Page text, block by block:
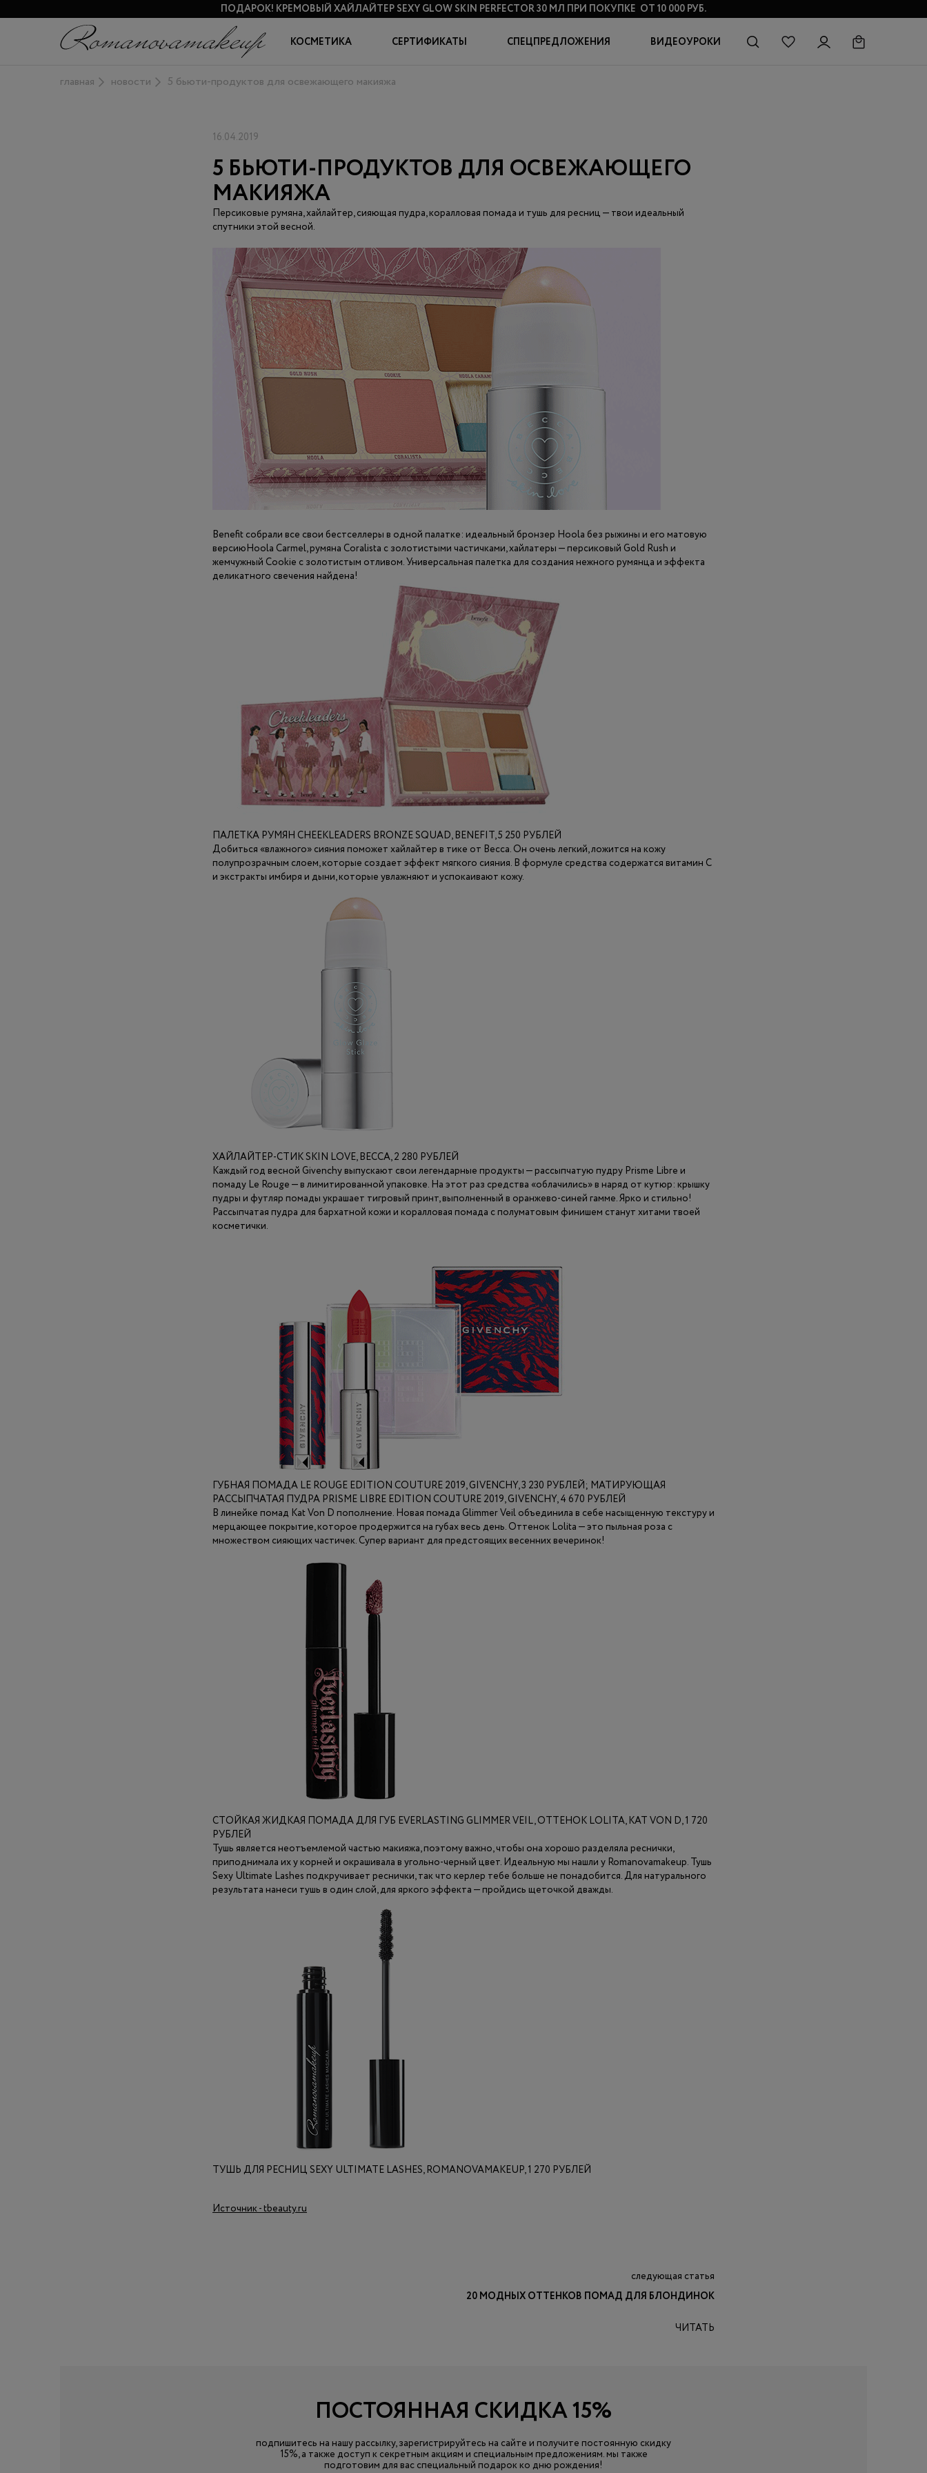
ПОДАРОК! КРЕМОВЫЙ ХАЙЛАЙТЕР SEXY GLOW SKIN PERFECTOR 30 МЛ ПРИ ПОКУПКЕ ОТ 10 000 РУБ.
КОСМЕТИКА СЕРТИФИКАТЫ СПЕЦПРЕДЛОЖЕНИЯ ВИДЕОУРОКИ
главная новости 5 бьюти-продуктов для освежающего макияжа
16.04.2019
5 БЬЮТИ-ПРОДУКТОВ ДЛЯ ОСВЕЖАЮЩЕГО
МАКИЯЖА
Персиковые румяна, хайлайтер, сияющая пудра, коралловая помада и тушь для ресниц — твои идеальный
спутники этой весной.
Benefit собрали все свои бестселлеры в одной палатке: идеальный бронзер Hoola без рыжины и его матовую
версиюHoola Carmel, румяна Coralista с золотистыми частичками, хайлатеры — персиковый Gold Rush и
жемчужный Cookie с золотистым отливом. Универсальная палетка для создания нежного румянца и эффекта
деликатного свечения найдена!
ПАЛЕТКА РУМЯН CHEEKLEADERS BRONZE SQUAD, BENEFIT, 5 250 РУБЛЕЙ
Добиться «влажного» сияния поможет хайлайтер в тике от Becca. Он очень легкий, ложится на кожу
полупрозрачным слоем, которые создает эффект мягкого сияния. В формуле средства содержатся витамин С
и экстракты имбиря и дыни, которые увлажняют и успокаивают кожу.
ХАЙЛАЙТЕР-СТИК SKIN LOVE, BECCA, 2 280 РУБЛЕЙ
Каждый год весной Givenchy выпускают свои легендарные продукты — рассыпчатую пудру Prisme Libre и
помаду Le Rouge — в лимитированной упаковке. На этот раз средства «облачились» в наряд от кутюр: крышку
пудры и футляр помады украшает тигровый принт, выполненный в оранжево-синей гамме. Ярко и стильно!
Рассыпчатая пудра для бархатной кожи и коралловая помада с полуматовым финишем станут хитами твоей
косметички.
ГУБНАЯ ПОМАДА LE ROUGE EDITION COUTURE 2019, GIVENCHY, 3 230 РУБЛЕЙ; МАТИРУЮЩАЯ
РАССЫПЧАТАЯ ПУДРА PRISME LIBRE EDITION COUTURE 2019, GIVENCHY, 4 670 РУБЛЕЙ
В линейке помад Kat Von D пополнение. Новая помада Glimmer Veil объединила в себе насыщенную текстуру и
мерцающее покрытие, которое продержится на губах весь день. Оттенок Lolita — это пыльная роза с
множеством сияющих частичек. Супер вариант для предстоящих весенних вечеринок!
СТОЙКАЯ ЖИДКАЯ ПОМАДА ДЛЯ ГУБ EVERLASTING GLIMMER VEIL, ОТТЕНОК LOLITA, KAT VON D, 1 720
РУБЛЕЙ
Тушь является неотъемлемой частью макияжа, поэтому важно, чтобы она хорошо разделяла реснички,
приподнимала их у корней и окрашивала в угольно-черный цвет. Идеальную мы нашли у Romanovamakeup. Тушь
Sexy Ultimate Lashes подкручивает реснички, так что керлер тебе больше не понадобится. Для натурального
результата нанеси тушь в один слой, для яркого эффекта — пройдись щеточкой дважды.
ТУШЬ ДЛЯ РЕСНИЦ SEXY ULTIMATE LASHES, ROMANOVAMAKEUP, 1 270 РУБЛЕЙ
Источник - tbeauty.ru
следующая статья
20 МОДНЫХ ОТТЕНКОВ ПОМАД ДЛЯ БЛОНДИНОК
ЧИТАТЬ
ПОСТОЯННАЯ СКИДКА 15%
подпишитесь на нашу рассылку, зарегистрируйтесь на сайте и получите постоянную скидку
15%, а также доступ к секретным акциям и специальным предложениям. мы также
подготовим для вас специальный подарок ко дню рождения!